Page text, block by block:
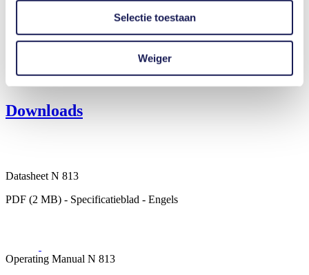
Selectie toestaan
Weiger
Laboratoriumapparatuur
Klimaatbeheersing
Gasanalyse
Voedingsmiddelen- en drankenindustrie
Downloads
Datasheet N 813
PDF (2 MB) - Specificatieblad - Engels
Operating Manual N 813